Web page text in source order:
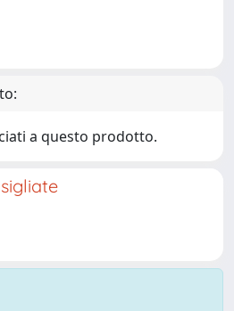
a questo prodotto.